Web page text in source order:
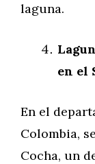
laguna.
en el
En el
Colombia,
Cocha, un